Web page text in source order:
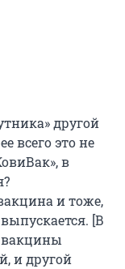
другой
всего это не
в
и тоже,
[В
вакцины
и другой